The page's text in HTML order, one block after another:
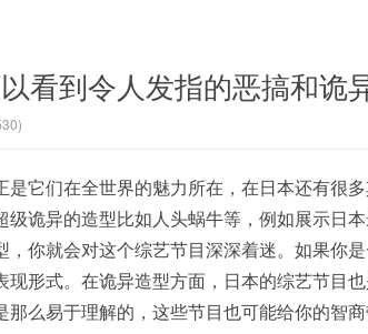
看到令人发指的恶搞和诡
它们在全世界的魅力所在，在日本还有很
诡异的造型比如人头蜗牛等，例如展示日
你就会对这个综艺节目深深着迷。如果你
形式。在诡异造型方面，日本的综艺节目
么易于理解的，这些节目也可能给你的智